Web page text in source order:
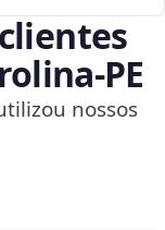
nossos